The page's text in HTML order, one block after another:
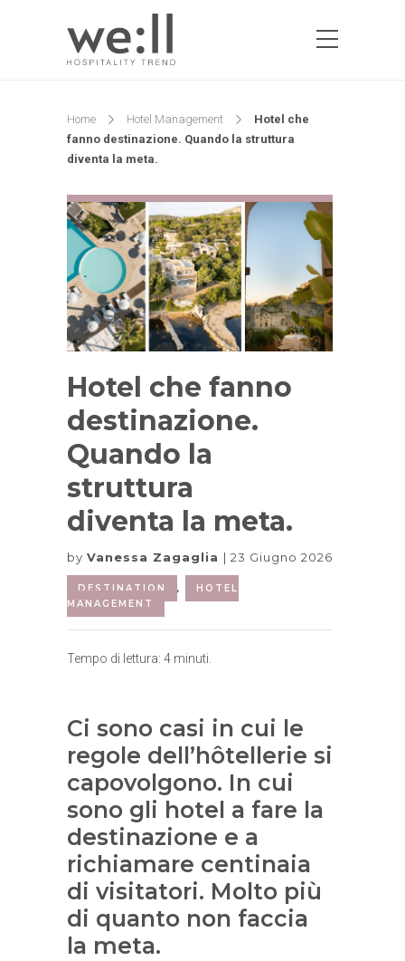
Home Hotel Management
Hotel che
fanno destinazione. Quando la struttura
diventa la meta.
Hotel che fanno
destinazione.
Quando la
struttura
diventa la meta.
by Vanessa Zagaglia 23 Giugno 2026
DESTINATION ,
HOTEL
MANAGEMENT
Tempo di lettura: 4 minuti.
Ci sono casi in cui le
regole dell’hôtellerie si
capovolgono. In cui
sono gli hotel a fare la
destinazione e a
richiamare centinaia
di visitatori. Molto più
di quanto non faccia
la meta.